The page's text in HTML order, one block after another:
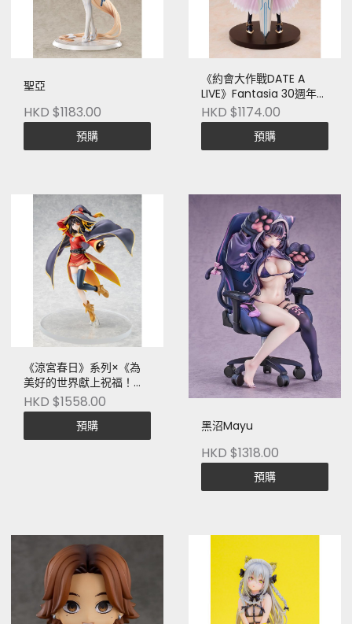
聖亞
HKD $1183.00
預購
《約會大作戰DATE A
LIVE》Fantasia 30週年紀
念企劃 夜刀神十香 靈裝
Ver.（改版外盒）
HKD $1174.00
預購
《涼宮春日》系列×《為
美好的世界獻上祝福！》
涼宮春日 惠惠Ver.
HKD $1558.00
預購 黑沼Mayu
HKD $1318.00
預購